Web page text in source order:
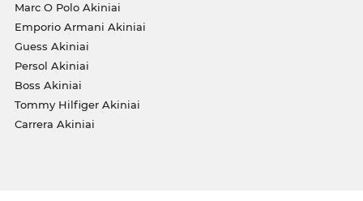
Marc O Polo Akiniai
Emporio Armani Akiniai
Guess Akiniai
Persol Akiniai
Boss Akiniai
Tommy Hilfiger Akiniai
Carrera Akiniai